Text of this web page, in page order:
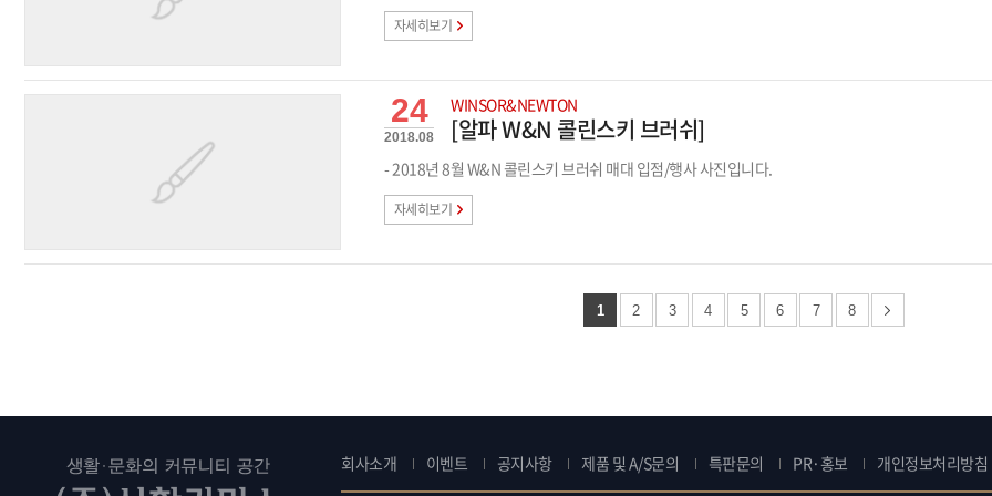
자세히보기
24
2018.08
WINSOR&NEWTON
[알파 W&N 콜린스키 브러쉬]
- 2018년 8월 W&N 콜린스키 브러쉬 매대 입점/행사 사진입니다.
자세히보기
1 2 3 4 5 6 7 8
회사소개 이벤트 공지사항 제품 및 A/S문의 특판문의 PR·홍보 개인정보처리방침